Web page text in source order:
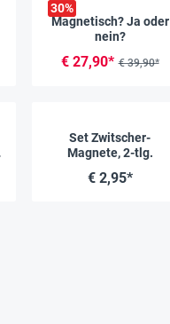
30%
Magnetisch? Ja oder
nein?
€ 27,90* € 39,90*
Set Zwitscher-
Magnete, 2-tlg.
€ 2,95*